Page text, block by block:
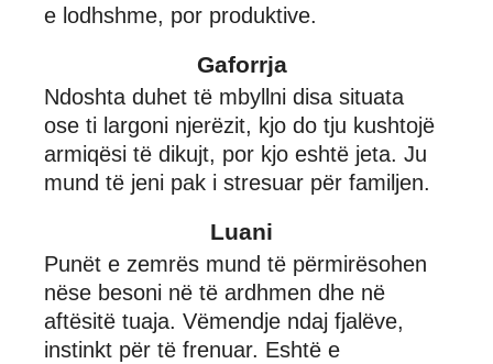
e lodhshme, por produktive.
Gaforrja
Ndoshta duhet të mbyllni disa situata
ose ti largoni njerëzit, kjo do tju kushtojë
armiqësi të dikujt, por kjo eshtë jeta. Ju
mund të jeni pak i stresuar për familjen.
Luani
Punët e zemrës mund të përmirësohen
nëse besoni në të ardhmen dhe në
aftësitë tuaja. Vëmendje ndaj fjalëve,
instinkt për të frenuar. Eshtë e